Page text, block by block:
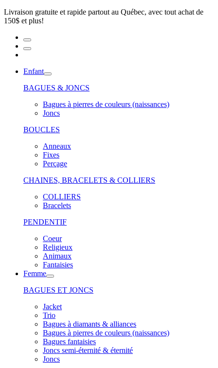
Livraison gratuite et rapide partout au Québec, avec tout achat de
150$ et plus!
Enfant
BAGUES & JONCS
Bagues à pierres de couleurs (naissances)
Joncs
BOUCLES
Anneaux
Fixes
Perçage
CHAINES, BRACELETS & COLLIERS
COLLIERS
Bracelets
PENDENTIF
Coeur
Religieux
Animaux
Fantaisies
Femme
BAGUES ET JONCS
Jacket
Trio
Bagues à diamants & alliances
Bagues à pierres de couleurs (naissances)
Bagues fantaisies
Joncs semi-éternité & éternité
Joncs